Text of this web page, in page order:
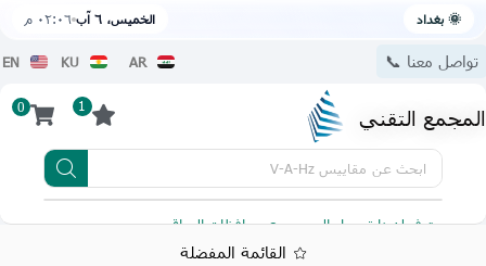
🌞 بغداد الخميس، ٦ آب ٠٢:٠٦ م
تواصل معنا 📞 AR
KU
EN
المجمع التقني 1
0
ابحث عن مقاييس V-A-Hz
يتوفر لدينا توصيل الى جميع محافظات العراق
القائمة المفضلة